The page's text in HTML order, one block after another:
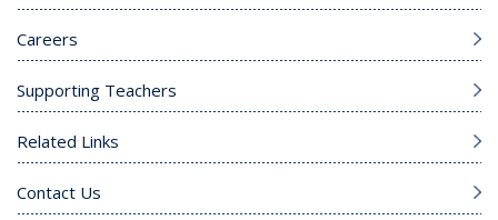
Careers
Supporting Teachers
Related Links
Contact Us